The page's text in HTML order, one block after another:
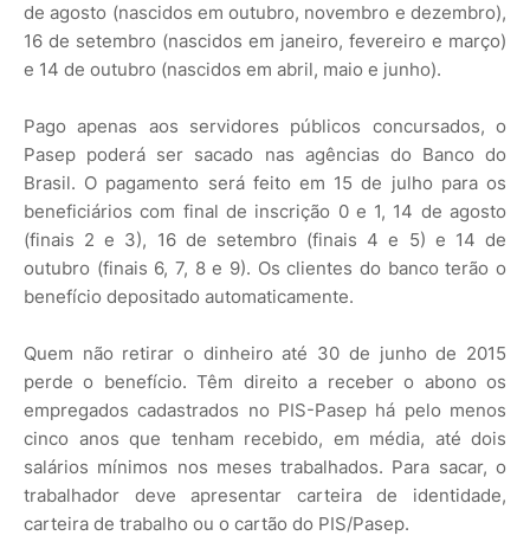
de agosto (nascidos em outubro, novembro e dezembro),
16 de setembro (nascidos em janeiro, fevereiro e março)
e 14 de outubro (nascidos em abril, maio e junho).
Pago apenas aos servidores públicos concursados, o
Pasep poderá ser sacado nas agências do Banco do
Brasil. O pagamento será feito em 15 de julho para os
beneficiários com final de inscrição 0 e 1, 14 de agosto
(finais 2 e 3), 16 de setembro (finais 4 e 5) e 14 de
outubro (finais 6, 7, 8 e 9). Os clientes do banco terão o
benefício depositado automaticamente.
Quem não retirar o dinheiro até 30 de junho de 2015
perde o benefício. Têm direito a receber o abono os
empregados cadastrados no PIS-Pasep há pelo menos
cinco anos que tenham recebido, em média, até dois
salários mínimos nos meses trabalhados. Para sacar, o
trabalhador deve apresentar carteira de identidade,
carteira de trabalho ou o cartão do PIS/Pasep.